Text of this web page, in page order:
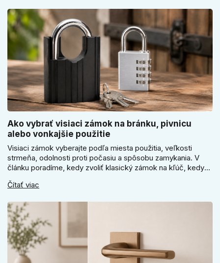
Ako vybrať visiaci zámok na bránku, pivnicu
alebo vonkajšie použitie
Visiaci zámok vyberajte podľa miesta použitia, veľkosti
strmeňa, odolnosti proti počasiu a spôsobu zamykania. V
článku poradíme, kedy zvoliť klasický zámok na kľúč, kedy
sa pri bránke, pivnici alebo záhradnom domčeku neoplatí
Čítať viac